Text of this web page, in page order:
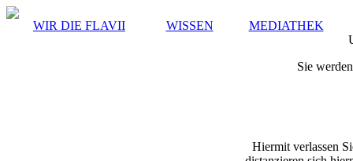
WIR DIE FLAVII WISSEN
MEDIATHEK
Sie
Hiermit verlassen